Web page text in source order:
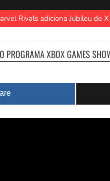
Rivals adiciona Jubileu de
PROGRAMA XBOX GAMES